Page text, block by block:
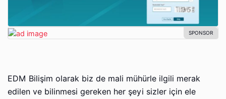
EDM Bilişim olarak biz de mali mühürle ilgili merak
edilen ve bilinmesi gereken her şeyi sizler için ele